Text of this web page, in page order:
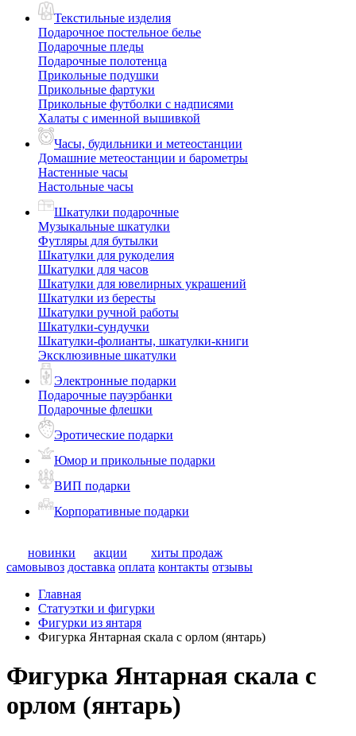
Текстильные изделия
Подарочное постельное белье
Подарочные пледы
Подарочные полотенца
Прикольные подушки
Прикольные фартуки
Прикольные футболки с надписями
Халаты с именной вышивкой
Часы, будильники и метеостанции
Домашние метеостанции и барометры
Настенные часы
Настольные часы
Шкатулки подарочные
Музыкальные шкатулки
Футляры для бутылки
Шкатулки для рукоделия
Шкатулки для часов
Шкатулки для ювелирных украшений
Шкатулки из бересты
Шкатулки ручной работы
Шкатулки-сундучки
Шкатулки-фолианты, шкатулки-книги
Эксклюзивные шкатулки
Электронные подарки
Подарочные пауэрбанки
Подарочные флешки
Эротические подарки
Юмор и прикольные подарки
ВИП подарки
Корпоративные подарки
новинки акции
хиты продаж
самовывоз доставка оплата контакты отзывы
Главная
Статуэтки и фигурки
Фигурки из янтаря
Фигурка Янтарная скала с орлом (янтарь)
Фигурка Янтарная скала с
орлом (янтарь)